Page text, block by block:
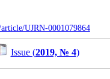
UJRN-0001079864
Issue (2019, № 4)